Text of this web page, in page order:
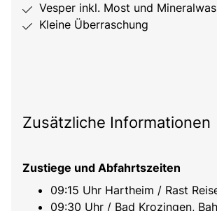
Vesper inkl. Most und
Kleine Überraschung
Zusätzliche Informationen
Zustiege und Abfahrtszeiten
09:15 Uhr Hartheim / Rast
09:30 Uhr / Bad Krozingen,